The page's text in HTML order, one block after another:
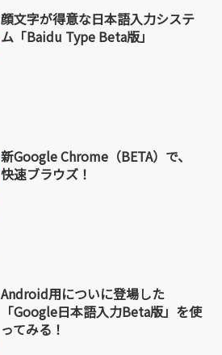
顔文字が得意な日本語入力システ
ム「Baidu Type Beta版」
新Google Chrome（BETA）で、
快速ブラウズ！
Android用についに登場した
「Google日本語入力Beta版」を使
ってみる！